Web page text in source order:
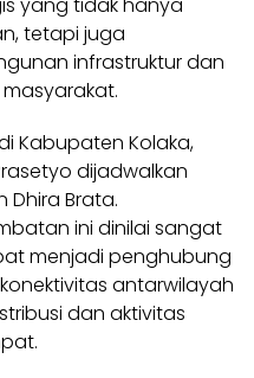
tetapi juga
infrastruktur dan
Kabupaten Kolaka,
dijadwalkan
Dhira Brata.
ini dinilai sangat
menjadi penghubung
antarwilayah
dan aktivitas